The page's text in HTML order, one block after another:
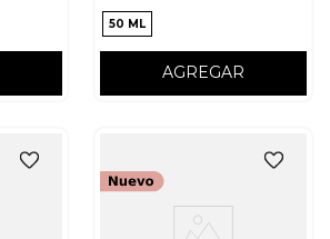
50 ML
AGREGAR